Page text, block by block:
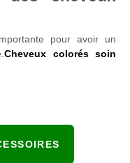
pour avoir un
Cheveux colorés soin